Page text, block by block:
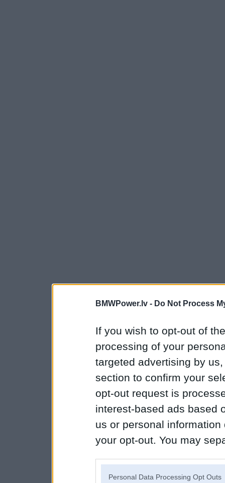
BMWPower.lv - Do Not Process
If you wish to opt-out of
processing of your
targeted advertising by
section to confirm your
opt-out request is
interest-based ads based
us or personal
your opt-out. You may
Personal Data Processing Opt Outs